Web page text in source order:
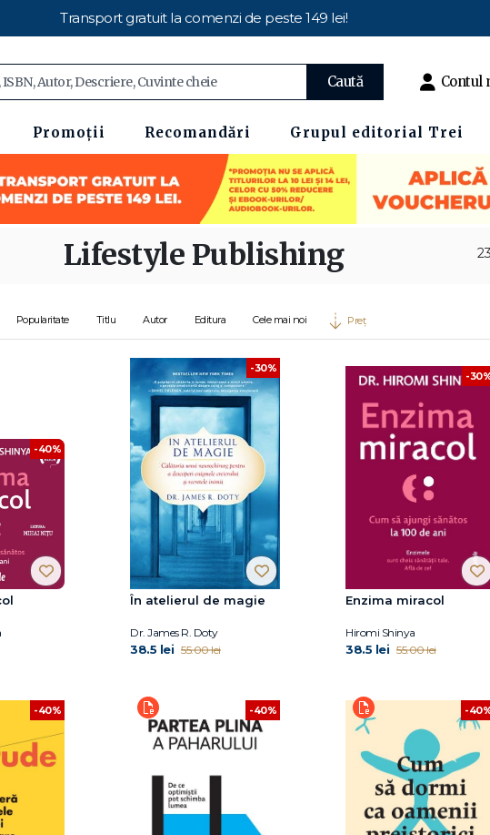
Transport gratuit la comenzi de peste 149 lei!
Caută Contul
Promoții Recomandări Grupul editorial Trei
Lifestyle Publishing
Popularitate Titlu Autor Editura Cele mai noi Preț
-40%
-30%
În atelierul de magie
Dr. James R. Doty
38.5 lei 55.00 lei
-
Enzima miracol
Hiromi Shinya
38.5 lei 55.00 lei
-40% -40% -